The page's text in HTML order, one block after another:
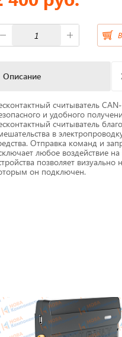
для тахографов
для тахографа
для смарт-карт
Описание
считыватель
и удобного
считыватель
в
Отправка команд и
любое воздействие
позволяет
он подключен.